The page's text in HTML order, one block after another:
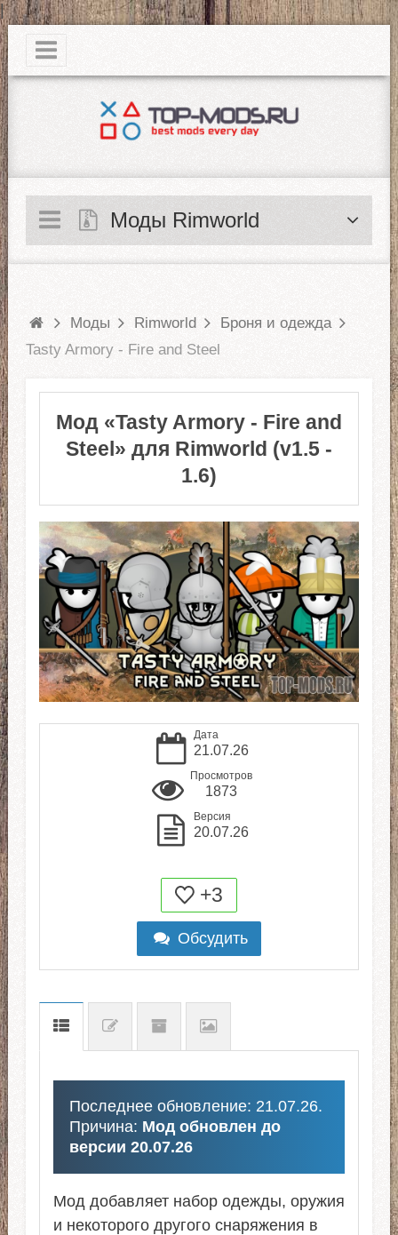
|
Моды Rimworld
Моды Rimworld
Броня и одежда
Tasty Armory - Fire and Steel
Мод «Tasty Armory - Fire and
Steel» для Rimworld (v1.5 -
1.6)
Дата
21.07.26
Просмотров
1873
Версия
20.07.26
+3
Обсудить
Последнее обновление: 21.07.26.
Причина: Мод обновлен до
версии 20.07.26
Мод добавляет набор одежды, оружия
и некоторого другого снаряжения в